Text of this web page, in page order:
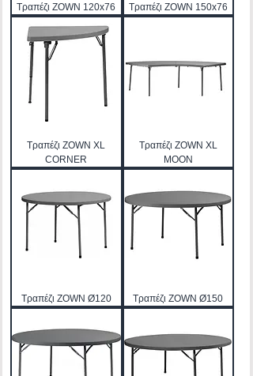
Τραπέζι ZOWN 120x76 Τραπέζι ZOWN 150x76
Τραπέζι ZOWN XL
CORNER
Τραπέζι ZOWN XL
MOON
Τραπέζι ZOWN Ø120 Τραπέζι ZOWN Ø150